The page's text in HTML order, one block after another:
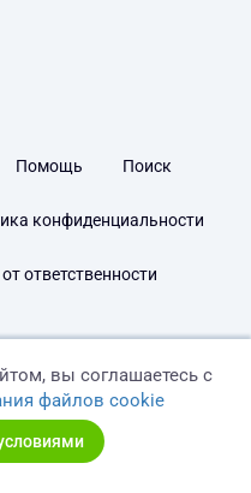
Помощь Поиск
конфиденциальности
ответственности
вы соглашаетесь с
файлов cookie